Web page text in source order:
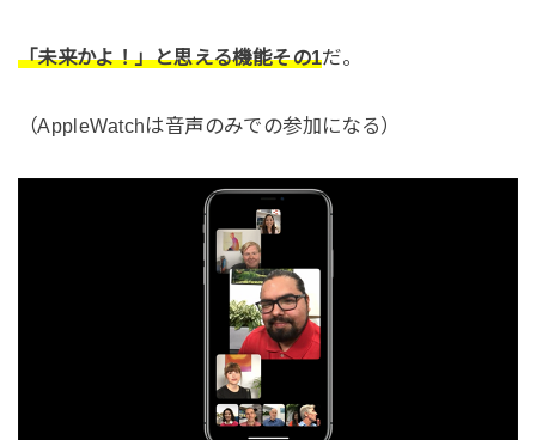
「未来かよ！」と思える機能その1だ。
（AppleWatchは音声のみでの参加になる）